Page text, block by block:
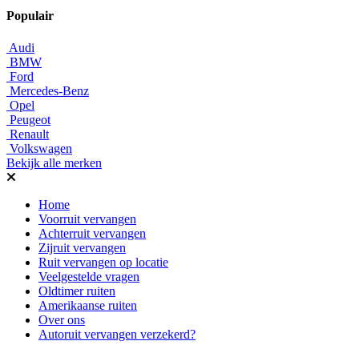
Populair
Audi
BMW
Ford
Mercedes-Benz
Opel
Peugeot
Renault
Volkswagen
Bekijk alle merken
Home
Voorruit vervangen
Achterruit vervangen
Zijruit vervangen
Ruit vervangen op locatie
Veelgestelde vragen
Oldtimer ruiten
Amerikaanse ruiten
Over ons
Autoruit vervangen verzekerd?